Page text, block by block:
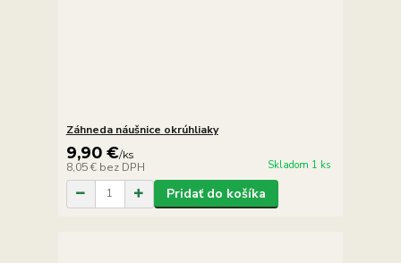
Záhneda náušnice okrúhliaky
9,90 €/ks
8,05 € bez DPH Skladom 1 ks
Pridať do košíka